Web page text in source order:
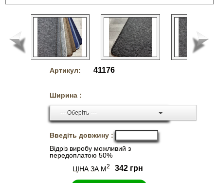
Артикул: 41176
Ширина :
--- Оберіть ---
Введіть довжину :
Відріз виробу можливий з
передоплатою 50%
ЦІНА ЗА М2 342 грн